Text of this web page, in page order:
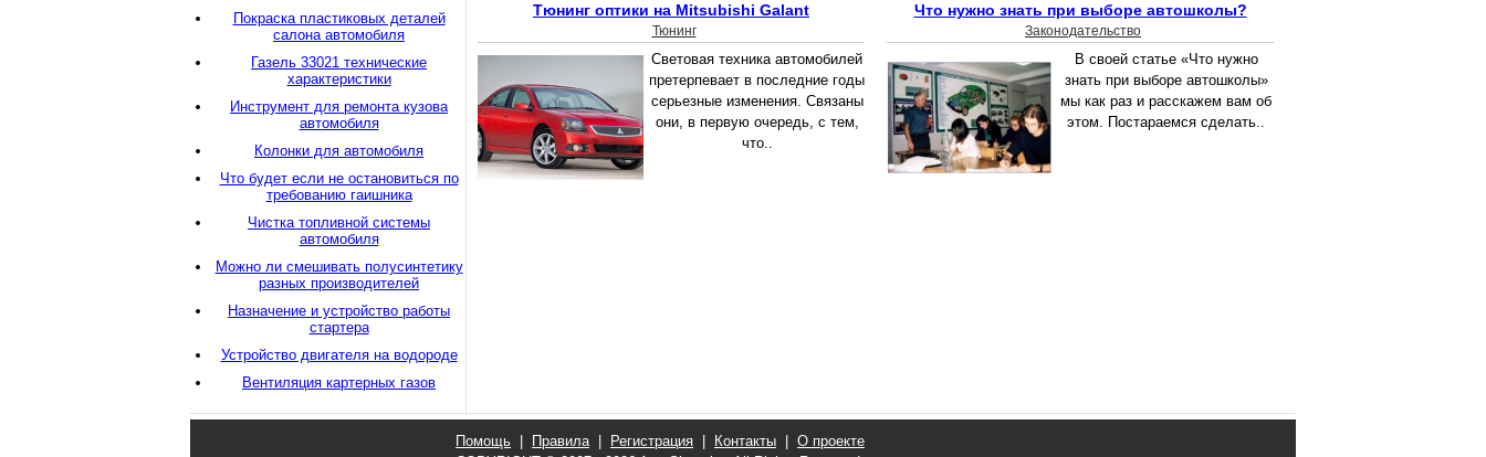
Тюнинг оптики на Mitsubishi Galant
Тюнинг
Световая техника автомобилей
претерпевает в последние годы
серьезные изменения. Связаны
они, в первую очередь, с тем,
что..
Что нужно знать при выборе автошколы?
Законодательство
В своей статье «Что нужно
знать при выборе автошколы»
мы как раз и расскажем вам об
этом. Постараемся сделать..
Покраска пластиковых деталей
салона автомобиля
Газель 33021 технические
характеристики
Инструмент для ремонта кузова
автомобиля
Колонки для автомобиля
Что будет если не остановиться по
требованию гаишника
Чистка топливной системы
автомобиля
Можно ли смешивать полусинтетику
разных производителей
Назначение и устройство работы
стартера
Устройство двигателя на водороде
Вентиляция картерных газов
Помощь Правила| Регистрация Контакты
О проекте